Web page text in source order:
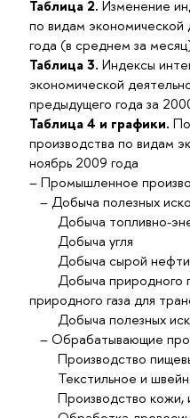
Таблица 2. Изменение
по видам экономической
года (в среднем за
Таблица 3. Индексы
экономической
предыдущего года за
Таблица 4 и графики.
производства по видам
ноябрь 2009 года
– Промышленное
– Добыча полезных
Добыча топливно-
Добыча угля
Добыча сырой нефти и
Добыча природного
природного газа для
Добыча полезных
– Обрабатывающие
Производство
Текстильное и
Производство кожи,